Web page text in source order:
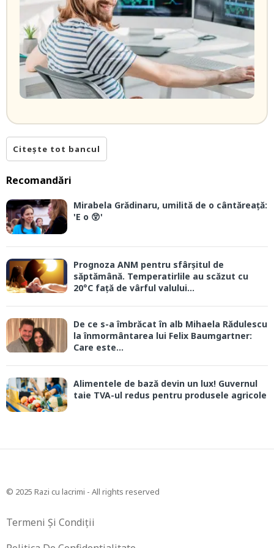
Citește tot bancul
Recomandări
Mirabela Grădinaru, umilită de o cântăreață:
'E o 😲'
Prognoza ANM pentru sfârșitul de
săptămână. Temperatirlile au scăzut cu
20°C față de vârful valului...
De ce s-a îmbrăcat în alb Mihaela Rădulescu
la înmormântarea lui Felix Baumgartner:
Care este...
Alimentele de bază devin un lux! Guvernul
taie TVA-ul redus pentru produsele agricole
© 2025 Razi cu lacrimi - All rights reserved
Termeni Și Condiții